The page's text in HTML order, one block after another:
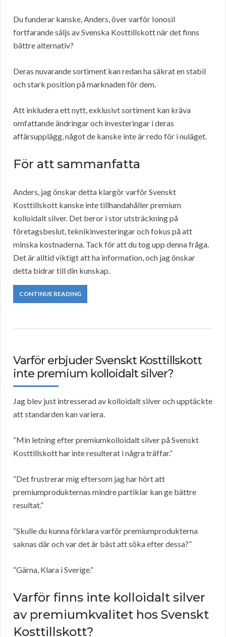
Du funderar kanske, Anders, över varför Ionosil
fortfarande säljs av Svenska Kosttillskott när det finns
bättre alternativ?
Deras nuvarande sortiment kan redan ha säkrat en stabil
och stark position på marknaden för dem.
Att inkludera ett nytt, exklusivt sortiment kan kräva
omfattande ändringar och investeringar i deras
affärsupplägg, något de kanske inte är redo för i nuläget.
För att sammanfatta
Anders, jag önskar detta klargör varför Svenskt
Kosttillskott kanske inte tillhandahåller premium
kolloidalt silver. Det beror i stor utsträckning på
företagsbeslut, teknikinvesteringar och fokus på att
minska kostnaderna. Tack för att du tog upp denna fråga.
Det är alltid viktigt att ha information, och jag önskar
detta bidrar till din kunskap.
CONTINUE READING
Varför erbjuder Svenskt Kosttillskott
inte premium kolloidalt silver?
Jag blev just intresserad av kolloidalt silver och upptäckte
att standarden kan variera.
“Min letning efter premiumkolloidalt silver på Svenskt
Kosttillskott har inte resulterat i några träffar.”
“Det frustrerar mig eftersom jag har hört att
premiumprodukternas mindre partiklar kan ge bättre
resultat.”
“Skulle du kunna förklara varför premiumprodukterna
saknas där och var det är bäst att söka efter dessa?”
“Gärna, Klara i Sverige.”
Varför finns inte kolloidalt silver
av premiumkvalitet hos Svenskt
Kosttillskott?